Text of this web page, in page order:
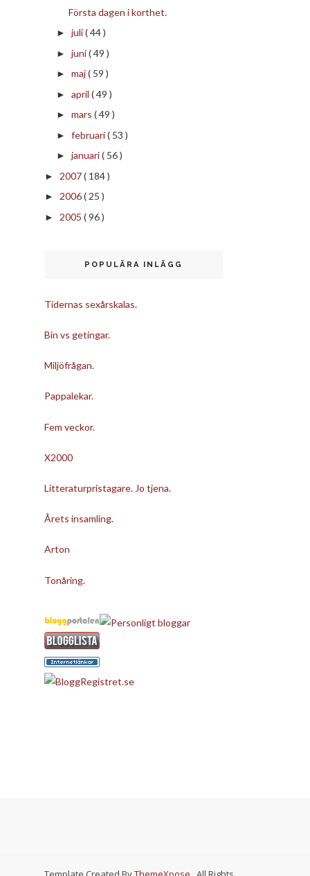
Första dagen i korthet.
► juli( 44 )
► juni( 49 )
► maj( 59 )
► april ( 49 )
► mars ( 49 )
► februari( 53 )
► januari( 56 )
► 2007( 184 )
► 2006( 25 )
► 2005 ( 96 )
POPULÄRA INLÄGG
Tidernas sexårskalas.
Bin vs getingar.
Miljöfrågan.
Pappalekar.
Fem veckor.
X2000
Litteraturpristagare. Jo tjena.
Årets insamling.
Arton
Tonåring.